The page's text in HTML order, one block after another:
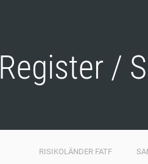
Register /
RISIKOLÄNDER FATF